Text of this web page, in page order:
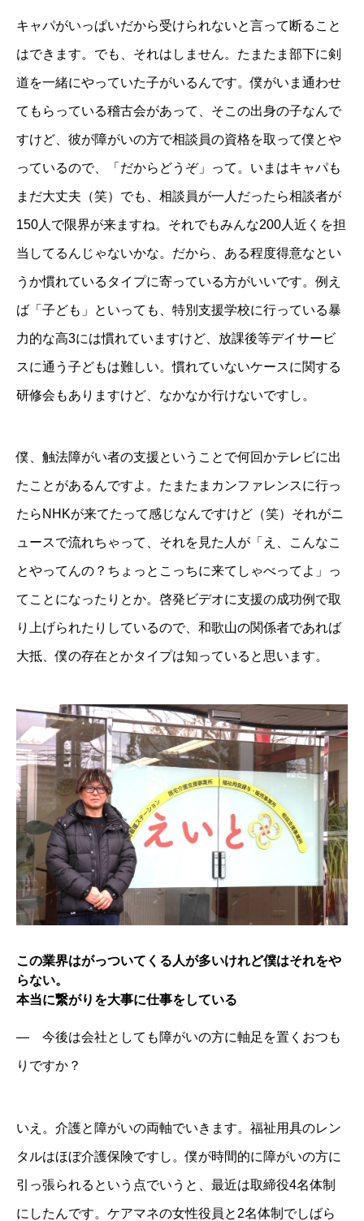
キャパがいっぱいだから受けられないと言って断ること
はできます。でも、それはしません。たまたま部下に剣
道を一緒にやっていた子がいるんです。僕がいま通わせ
てもらっている稽古会があって、そこの出身の子なんで
すけど、彼が障がいの方で相談員の資格を取って僕とや
っているので、「だからどうぞ」って。いまはキャパも
まだ大丈夫（笑）でも、相談員が一人だったら相談者が
150人で限界が来ますね。それでもみんな200人近くを担
当してるんじゃないかな。だから、ある程度得意なとい
うか慣れているタイプに寄っている方がいいです。例え
ば「子ども」といっても、特別支援学校に行っている暴
力的な高3には慣れていますけど、放課後等デイサービ
スに通う子どもは難しい。慣れていないケースに関する
研修会もありますけど、なかなか行けないですし。
僕、触法障がい者の支援ということで何回かテレビに出
たことがあるんですよ。たまたまカンファレンスに行っ
たらNHKが来てたって感じなんですけど（笑）それがニ
ュースで流れちゃって、それを見た人が「え、こんなこ
とやってんの？ちょっとこっちに来てしゃべってよ」っ
てことになったりとか。啓発ビデオに支援の成功例で取
り上げられたりしているので、和歌山の関係者であれば
大抵、僕の存在とかタイプは知っていると思います。
この業界はがっついてくる人が多いけれど僕はそれをや
らない。
本当に繋がりを大事に仕事をしている
― 今後は会社としても障がいの方に軸足を置くおつも
りですか？
いえ。介護と障がいの両軸でいきます。福祉用具のレン
タルはほぼ介護保険ですし。僕が時間的に障がいの方に
引っ張られるという点でいうと、最近は取締役4名体制
にしたんです。ケアマネの女性役員と2名体制でしばら